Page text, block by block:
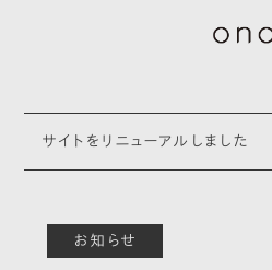
サイトをリニューアルしました
お知らせ